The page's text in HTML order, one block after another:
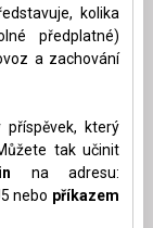
kolika
předplatné)
a zachování
který
tak učinit
na adresu:
nebo příkazem